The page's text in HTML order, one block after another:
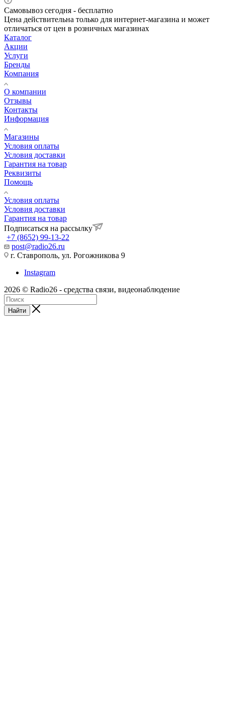
Самовывоз сегодня - бесплатно
Цена действительна только для интернет-магазина и может
отличаться от цен в розничных магазинах
Каталог
Акции
Услуги
Бренды
Компания
О компании
Отзывы
Контакты
Информация
Магазины
Условия оплаты
Условия доставки
Гарантия на товар
Реквизиты
Помощь
Условия оплаты
Условия доставки
Гарантия на товар
Подписаться на рассылку
+7 (8652) 99-13-22
post@radio26.ru
г. Ставрополь, ул. Рогожникова 9
Instagram
2026 © Radio26 - средства связи, видеонаблюдение
Найти